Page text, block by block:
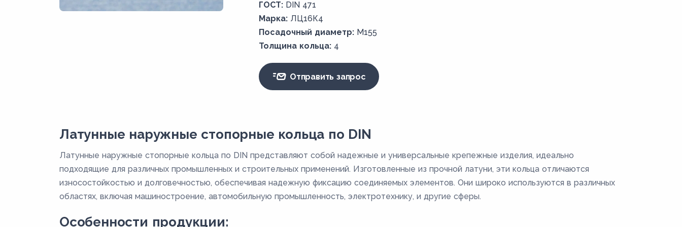
ГОСТ: DIN 471
Марка: ЛЦ16К4
Посадочный диаметр: M155
Толщина кольца: 4
Отправить запрос
Латунные наружные стопорные кольца по DIN
Латунные наружные стопорные кольца по DIN представляют собой надежные и универсальные крепежные изделия, идеально
подходящие для различных промышленных и строительных применений. Изготовленные из прочной латуни, эти кольца отличаются
износостойкостью и долговечностью, обеспечивая надежную фиксацию соединяемых элементов. Они широко используются в различных
областях, включая машиностроение, автомобильную промышленность, электротехнику, и другие сферы.
Особенности продукции: